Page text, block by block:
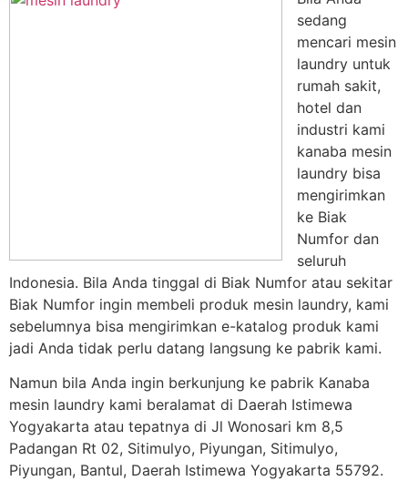
sedang
mencari mesin
laundry untuk
rumah sakit,
hotel dan
industri kami
kanaba mesin
laundry bisa
mengirimkan
ke Biak
Numfor dan
seluruh
Indonesia. Bila Anda tinggal di Biak Numfor atau sekitar
Biak Numfor ingin membeli produk mesin laundry, kami
sebelumnya bisa mengirimkan e-katalog produk kami
jadi Anda tidak perlu datang langsung ke pabrik kami.
Namun bila Anda ingin berkunjung ke pabrik Kanaba
mesin laundry kami beralamat di Daerah Istimewa
Yogyakarta atau tepatnya di Jl Wonosari km 8,5
Padangan Rt 02, Sitimulyo, Piyungan, Sitimulyo,
Piyungan, Bantul, Daerah Istimewa Yogyakarta 55792.